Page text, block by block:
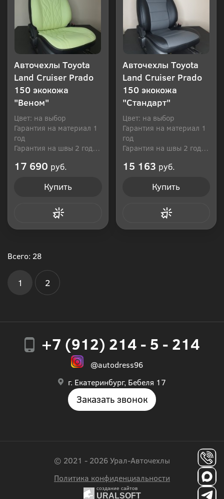
Авточехлы Toyota
Land Cruiser Prado
150 экокожа
"Веном"
Цвет: на выбор
Гарантия на материал 1
год
Гарантия на швы 2 года
17 690 руб.
Купить
Авточехлы Toyota
Land Cruiser Prado
150 экокожа
"Стандарт"
Цвет: на выбор
Гарантия на материал 1
год
Гарантия на швы 2 года
15 163 руб.
Купить
Всего: 28
1 2
+7 (912) 214 - 5 - 214
@autodress96
г. Екатеринбург, Бебеля 17
Заказать звонок
© 2021 - 2026 Урал-Авточехлы
Политика конфиденциальности
создание сайтов
URALSOFT